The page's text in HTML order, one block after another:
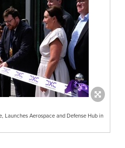
Launches Aerospace and Defense Hub in